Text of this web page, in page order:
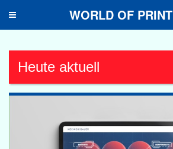
Toggle
WORLD OF PRINT
Heute aktuell